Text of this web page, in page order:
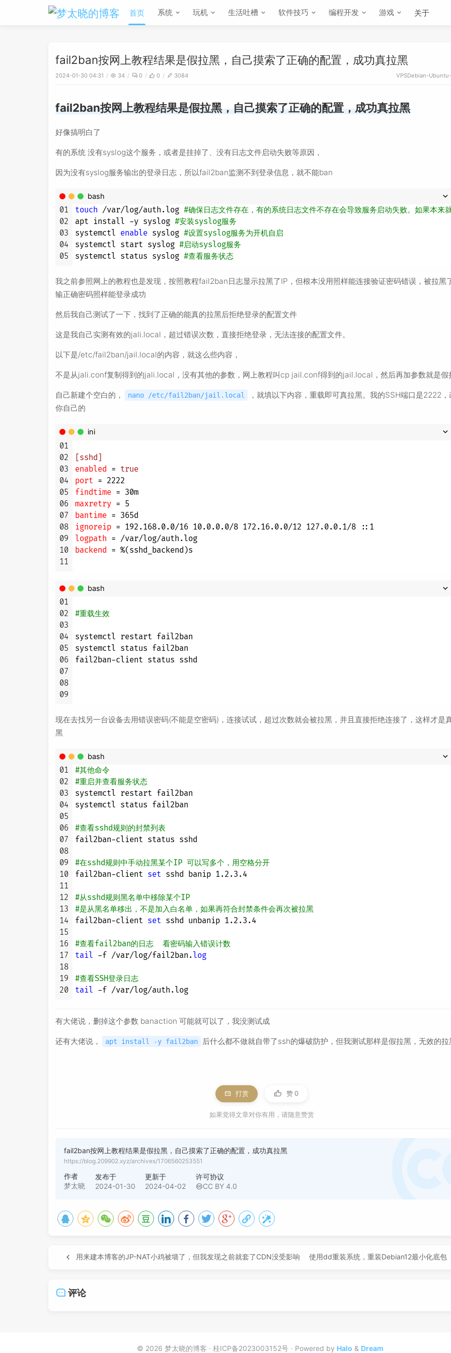
首页 系统 玩机 生活吐槽 软件技巧 编程开发 游戏 关于
fail2ban按网上教程结果是假拉黑，自己摸索了正确的配置，成功真拉黑
2024-01-30 04:31 34 0 0 3084 VPSDebian-
fail2ban按网上教程结果是假拉黑，自己摸索了正确的配置，成功真拉黑
好像搞明白了
有的系统 没有syslog这个服务，或者是挂掉了、没有日志文件启动失败等原因，
因为没有syslog服务输出的登录日志，所以fail2ban监测不到登录信息，就不能ban
bash
01
02
03
04
05
touch /var/log/auth.log #确保日志文件存在，有的系统日志文件不存在会导致服务启动失败。如果本来
apt install -y syslog #安装syslog服务
systemctl enable syslog #设置syslog服务为开机自启
systemctl start syslog #启动syslog服务
systemctl status syslog #查看服务状态
我之前参照网上的教程也是发现，按照教程fail2ban日志显示拉黑了IP，但根本没用照样能连接验证密码错误，被拉黑
输正确密码照样能登录成功
然后我自己测试了一下，找到了正确的能真的拉黑后拒绝登录的配置文件
这是我自己实测有效的jali.local，超过错误次数，直接拒绝登录，无法连接的配置文件。
以下是/etc/fail2ban/jail.local的内容，就这么些内容，
不是从jali.conf复制得到的jali.local，没有其他的参数，网上教程叫cp jail.conf得到的jail.local，然后再加参数就是假
自己新建个空白的， nano /etc/fail2ban/jail.local
，就填以下内容，重载即可真拉黑。我的SSH端口是2222，
你自己的
ini
01
02
03
04
05
06
07
08
09
10
11
[sshd]
enabled
= true
port = 2222
findtime = 30
maxretry = 5
bantime = 365
ignoreip = 192.168. 0.0/16 10.0. 0.0/8 172.16. 0.0/12 127.0. 0.1/8 :: 1
logpath
backend
= %(sshd_backend)s
bash
01
02
03
04
05
06
07
08
09
#重载生效
systemctl restart fail2ban
systemctl status fail2ban
fail2ban-client status sshd
现在去找另一台设备去用错误密码(不能是空密码)，连接试试，超过次数就会被拉黑，并且直接拒绝连接了，这样才是
黑
bash
01
02
03
04
05
06
07
08
09
10
11
12
13
14
15
16
17
18
19
20
#其他命令
#重启并查看服务状态
systemctl restart fail2ban
systemctl status fail2ban
#查看sshd规则的封禁列表
fail2ban-client status sshd
#在sshd规则中手动拉黑某个IP 可以写多个，用空格分开
fail2ban-client set sshd banip 1.2.3.4
#从sshd规则黑名单中移除某个IP
#是从黑名单移出，不是加入白名单，如果再符合封禁条件会再次被拉黑
fail2ban-client set sshd unbanip 1.2.3.4
#查看fail2ban的日志  看密码输入错误计数
tail -f /var/log/fail2ban. log
#查看SSH登录日志
tail
有大佬说，删掉这个参数 banaction 可能就可以了，我没测试成
还有大佬说， apt install -y fail2ban 后什么都不做就自带了ssh的爆破防护，但我测试那样是假拉黑，无效的拉
打赏 赞0
如果觉得文章对你有用，请随意赞赏
fail2ban按网上教程结果是假拉黑，自己摸索了正确的配置，成功真拉黑
https://blog.209902.xyz/archives/1706560253551
作者
梦太晓
发布于
2024-01-30
更新于
2024-04-02
许可协议
CC BY 4.0
用来建本博客的JP-NAT小鸡被墙了，但我发现之前就套了CDN没受影响 使用dd重装系统，重装Debian12最小化底包
评论
© 2026 梦太晓的博客 桂ICP备2023003152号 Powered by Halo & Dream